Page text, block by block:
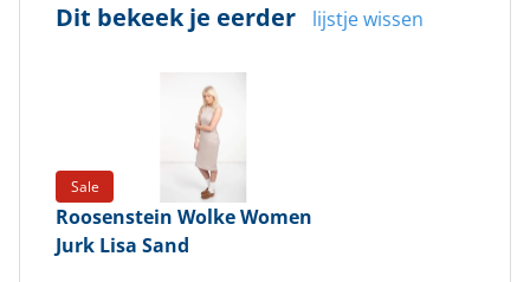
Dit bekeek je eerder lijstje wissen
Sale
Roosenstein WolkeWomen
Jurk Lisa Sand